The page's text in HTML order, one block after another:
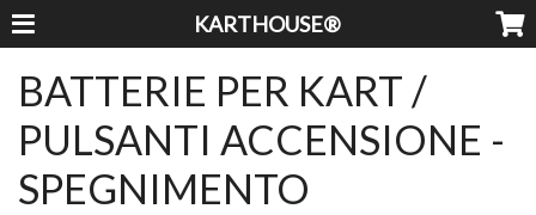
KARTHOUSE®
BATTERIE PER KART /
PULSANTI ACCENSIONE -
SPEGNIMENTO